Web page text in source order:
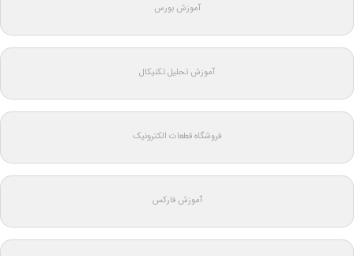
آموزش بورس
آموزش تحلیل تکنیکال
فروشگاه قطعات الکترونیک
آموزش فارکس